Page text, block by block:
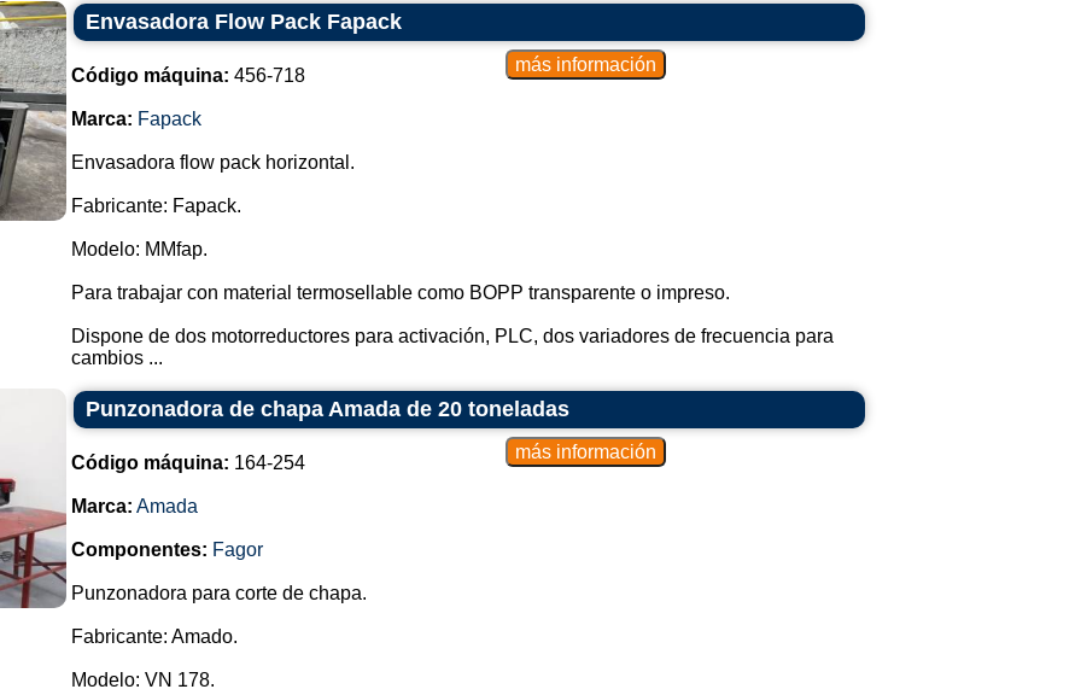
Envasadora Flow Pack Fapack
Código máquina: 456-718
Marca: Fapack
Envasadora flow pack horizontal.
Fabricante: Fapack.
Modelo: MMfap.
Para trabajar con material termosellable como BOPP transparente o impreso.
Dispone de dos motorreductores para activación, PLC, dos variadores de frecuencia para
cambios ...
Punzonadora de chapa Amada de 20 toneladas
Código máquina: 164-254
Marca: Amada
Componentes: Fagor
Punzonadora para corte de chapa.
Fabricante: Amado.
Modelo: VN 178.